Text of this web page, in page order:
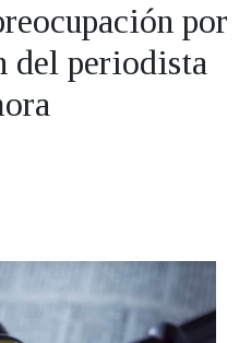
por
del periodista